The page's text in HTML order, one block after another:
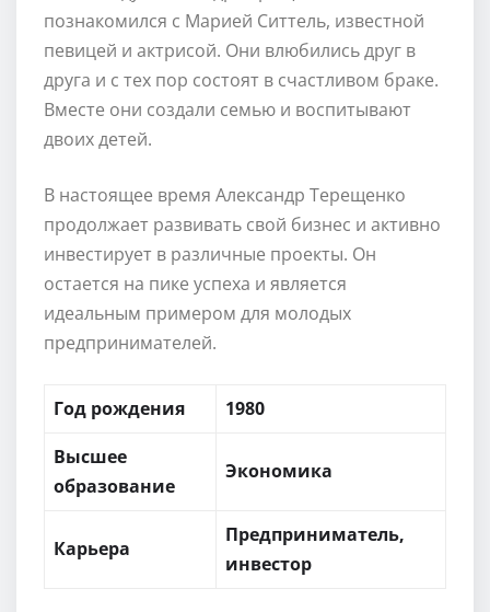
познакомился с Марией Ситтель, известной
певицей и актрисой. Они влюбились друг в
друга и с тех пор состоят в счастливом браке.
Вместе они создали семью и воспитывают
двоих детей.
В настоящее время Александр Терещенко
продолжает развивать свой бизнес и активно
инвестирует в различные проекты. Он
остается на пике успеха и является
идеальным примером для молодых
предпринимателей.
Год рождения
1980
Высшее
образование
Экономика
Карьера
Предприниматель,
инвестор